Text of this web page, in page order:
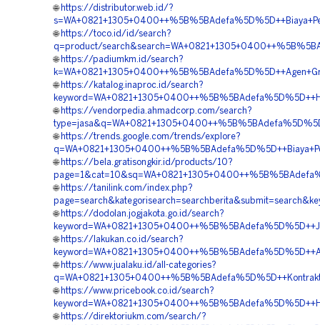
🌐 https://distributor.web.id/?
🌐 https://toco.id/id/search?
q=product/
🌐 https://padiumkm.id/search?
🌐 https://katalog.inaproc.id/search?
🌐 https://vendorpedia.ahmadcorp.com/search?
🌐 https://trends.google.com/trends/explore?
🌐 https://bela.gratisongkir.id/products/10?
🌐 https://tanilink.com/index.php?
🌐 https://dodolan.jogjakota.go.id/search?
🌐 https://lakukan.co.id/search?
🌐 https://www.jualaku.id/all-categories?
🌐 https://www.pricebook.co.id/search?
🌐 https://direktoriukm.com/search/?